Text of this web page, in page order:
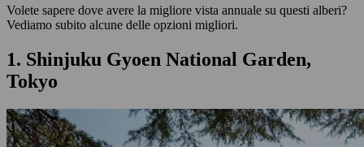
Volete sapere dove avere la migliore vista annuale su questi alberi?
Vediamo subito alcune delle opzioni migliori.
1. Shinjuku Gyoen National Garden,
Tokyo